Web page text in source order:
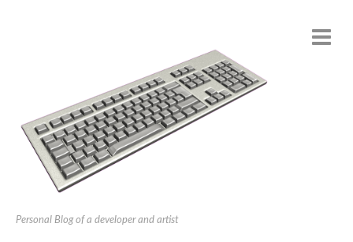
Personal Blog of a developer and artist